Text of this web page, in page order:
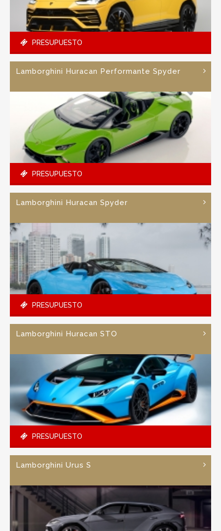
PRESUPUESTO
Lamborghini Huracan Performante Spyder
PRESUPUESTO
Lamborghini Huracan Spyder
PRESUPUESTO
Lamborghini Huracan STO
PRESUPUESTO
Lamborghini Urus S